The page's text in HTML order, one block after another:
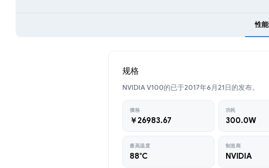
性能
规格
NVIDIA V100的已于2017年6月21日的发布。
價格
￥26983.67
功耗
300.0W
最高温度
88°C
制造商
NVIDIA